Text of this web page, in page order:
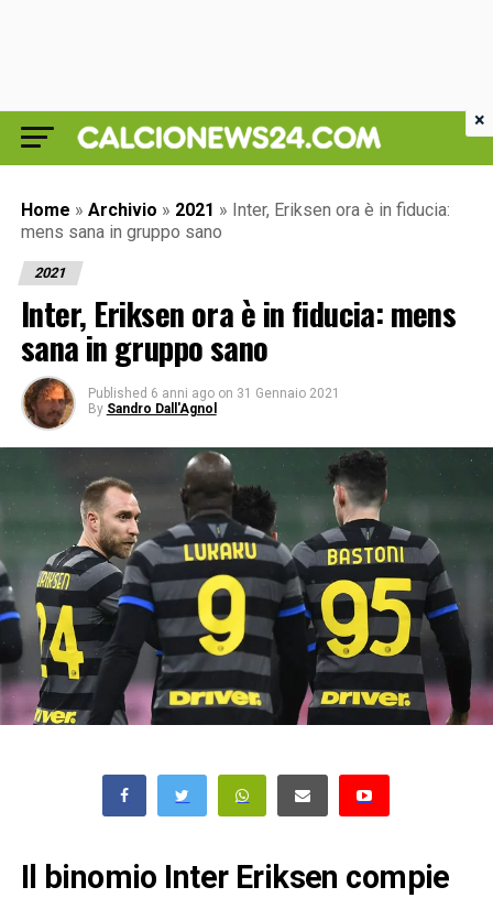
Home » Archivio » 2021 » Inter, Eriksen ora è in fiducia:
mens sana in gruppo sano
2021
Inter, Eriksen ora è in fiducia: mens
sana in gruppo sano
Published 6 anni ago on 31 Gennaio 2021
By Sandro Dall'Agnol
Il binomio Inter Eriksen compie
×